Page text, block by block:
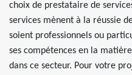
choix de prestataire de
services mènent à la réussie
soient professionnels ou
ses compétences en la
dans ce secteur. Pour votre